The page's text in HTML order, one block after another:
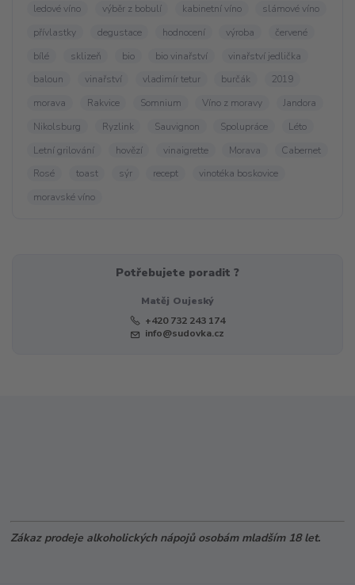
ledové víno
výběr z bobulí kabinetní víno
slámové víno
přívlastky
degustace hodnocení výroba
červené
bílé
sklizeň bio bio vinařství
vinařství jedlička
baloun
vinařství vladimír tetur burčák
2019
morava
Rakvice Somnium Víno z moravy
Jandora
Nikolsburg
Ryzlink Sauvignon Spolupráce
Léto
Letní grilování
hovězí vinaigrette Morava
Cabernet
Rosé
toast sýr recept
vinotéka boskovice
moravské víno
Potřebujete poradit ?
Matěj Oujeský
+420 732 243 174
info@sudovka.cz
Zákaz prodeje alkoholických nápojů osobám mladším 18 let.